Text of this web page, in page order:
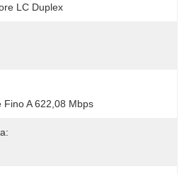
LC Duplex
Fino A 622,08 Mbps